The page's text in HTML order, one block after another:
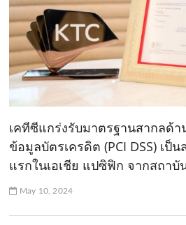
เคทีซีแกร่งรับมาตรฐานสากลด้
ข้อมูลบัตรเครดิต (PCI DSS) เป็
แรกในเอเชีย แปซิฟิก จากสถาบั
May 10, 2024